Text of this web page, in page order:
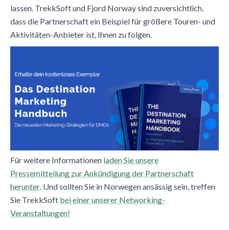
lassen. TrekkSoft und Fjord Norway sind zuversichtlich,
dass die Partnerschaft ein Beispiel für größere Touren- und
Aktivitäten-Anbieter ist, Ihnen zu folgen.
Für weitere Informationen laden Sie unsere
Pressemitteilung zur Ankündigung der Partnerschaft
herunter . Und sollten Sie in Norwegen ansässig sein, treffen
Sie TrekkSoft bei einer unserer Networking-
Veranstaltungen!